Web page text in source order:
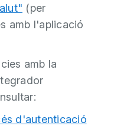
(per
amb l'aplicació
amb la
d'autenticació